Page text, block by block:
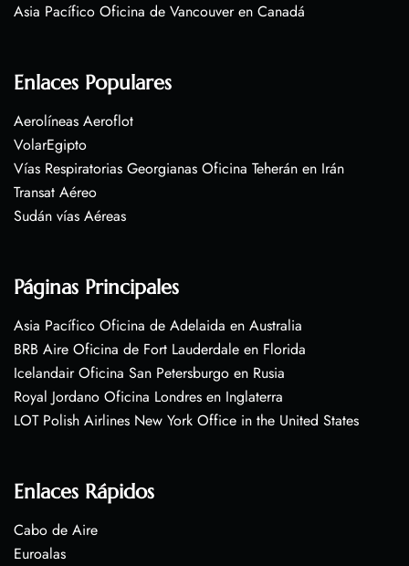
Asia Pacífico Oficina de Vancouver en Canadá
Enlaces Populares
Aerolíneas Aeroflot
VolarEgipto
Vías Respiratorias Georgianas Oficina Teherán en Irán
Transat Aéreo
Sudán vías Aéreas
Páginas Principales
Asia Pacífico Oficina de Adelaida en Australia
BRB Aire Oficina de Fort Lauderdale en Florida
Icelandair Oficina San Petersburgo en Rusia
Royal Jordano Oficina Londres en Inglaterra
LOT Polish Airlines New York Office in the United States
Enlaces Rápidos
Cabo de Aire
Euroalas